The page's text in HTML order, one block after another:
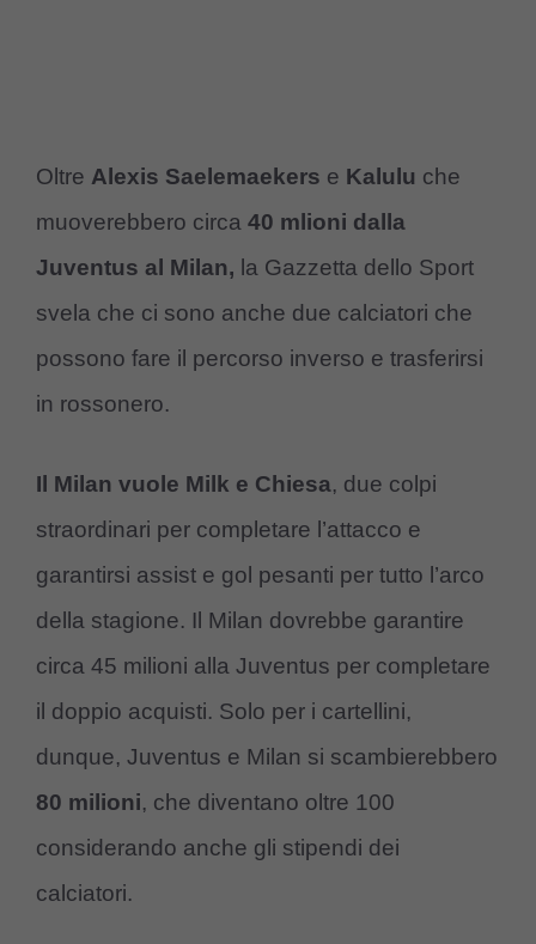
Oltre Alexis Saelemaekers e Kalulu che
muoverebbero circa 40 mlioni dalla
Juventus al Milan, la Gazzetta dello Sport
svela che ci sono anche due calciatori che
possono fare il percorso inverso e trasferirsi
in rossonero.
Il Milan vuole Milk e Chiesa, due colpi
straordinari per completare l’attacco e
garantirsi assist e gol pesanti per tutto l’arco
della stagione. Il Milan dovrebbe garantire
circa 45 milioni alla Juventus per completare
il doppio acquisti. Solo per i cartellini,
dunque, Juventus e Milan si scambierebbero
80 milioni, che diventano oltre 100
considerando anche gli stipendi dei
calciatori.